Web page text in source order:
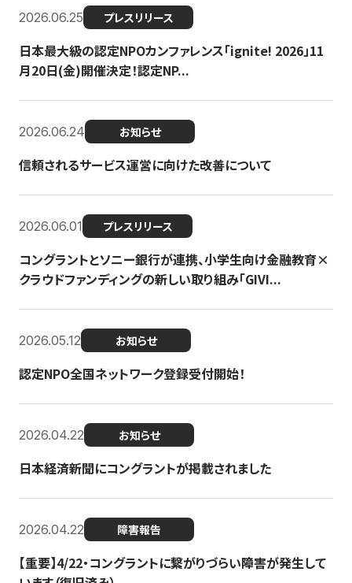
2026.06.25 プレスリリース
日本最大級の認定NPOカンファレンス「ignite! 2026」11
月20日(金)開催決定！認定NP...
2026.06.24 お知らせ
信頼されるサービス運営に向けた改善について
2026.06.01 プレスリリース
コングラントとソニー銀行が連携、小学生向け金融教育×
クラウドファンディングの新しい取り組み「GIVI...
2026.05.12 お知らせ
認定NPO全国ネットワーク登録受付開始！
2026.04.22 お知らせ
日本経済新聞にコングラントが掲載されました
2026.04.22 障害報告
【重要】4/22・コングラントに繋がりづらい障害が発生して